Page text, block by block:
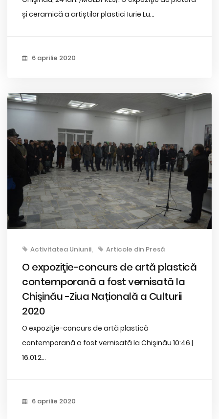
și ceramică a artiștilor plastici Iurie Lu...
6 aprilie 2020
Activitatea Uniunii Articole din Presă
O expoziţie-concurs de artă plastică
contemporană a fost vernisată la
Chişinău -Ziua Națională a Culturii
2020
O expoziţie-concurs de artă plastică
contemporană a fost vernisată la Chişinău 10:46 |
16.01.2...
6 aprilie 2020